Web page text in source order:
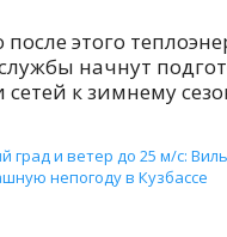
этого
начнут
к зимнему
град и ветер до 25 м/с:
непогоду в Кузбассе